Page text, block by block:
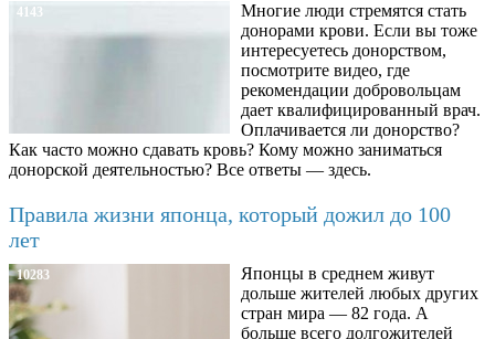
4143
Многие люди стремятся стать
донорами крови. Если вы тоже
интересуетесь донорством,
посмотрите видео, где
рекомендации добровольцам
дает квалифицированный врач.
Оплачивается ли донорство?
Как часто можно сдавать кровь? Кому можно заниматься
донорской деятельностью? Все ответы — здесь.
Правила жизни японца, который дожил до 100
лет
10283
Японцы в среднем живут
дольше жителей любых других
стран мира — 82 года. А
больше всего долгожителей